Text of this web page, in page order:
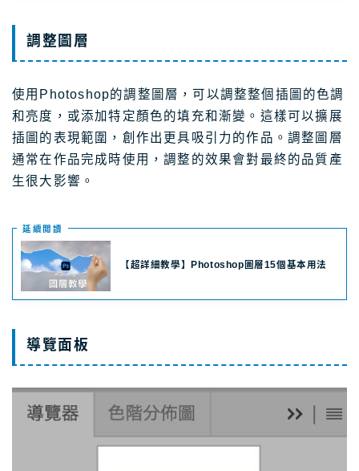
調整圖層
使用Photoshop的調整圖層，可以調整整個插圖的色調
和亮度，或添加特定顏色的填充和漸變。這樣可以擴展
插圖的表現範圍，創作出更具吸引力的作品。調整圖層
通常在作品完成時使用，調整的效果會對最終的品質產
生很大影響。
延續閲讀
【超詳細教學】Photoshop圖層15個基本用法
導覽面板